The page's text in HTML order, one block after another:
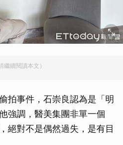
繼續閱讀本文）
拍事件，石崇良認為是「明
強調，醫美集團非單一個
絕對不是偶然過失，是有目